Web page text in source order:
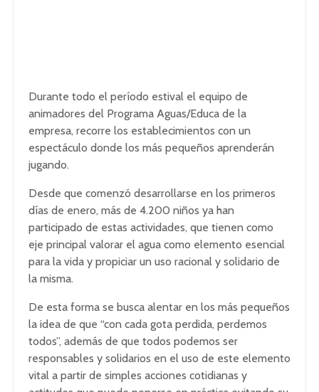
Durante todo el período estival el equipo de
animadores del Programa Aguas/Educa de la
empresa, recorre los establecimientos con un
espectáculo donde los más pequeños aprenderán
jugando.
Desde que comenzó desarrollarse en los primeros
días de enero, más de 4.200 niños ya han
participado de estas actividades, que tienen como
eje principal valorar el agua como elemento esencial
para la vida y propiciar un uso racional y solidario de
la misma.
De esta forma se busca alentar en los más pequeños
la idea de que “con cada gota perdida, perdemos
todos”, además de que todos podemos ser
responsables y solidarios en el uso de este elemento
vital a partir de simples acciones cotidianas y